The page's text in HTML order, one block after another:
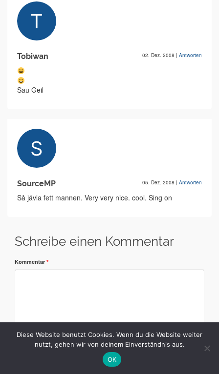
Tobiwan 02. Dez. 2008 | Antworten
Sau Geil
SourceMP 05. Dez. 2008 | Antworten
Så jävla fett mannen. Very very nice. cool. Sing on
Schreibe einen Kommentar
Kommentar *
Diese Website benutzt Cookies. Wenn du die Website weiter
nutzt, gehen wir von deinem Einverständnis aus.
OK